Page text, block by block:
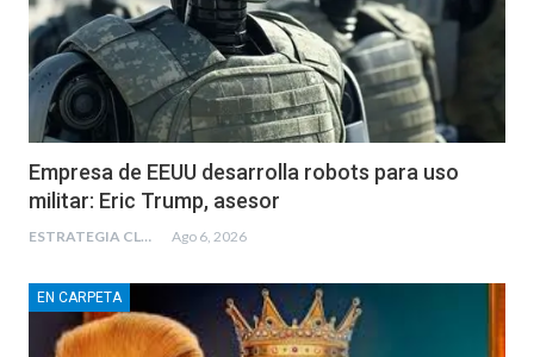
Empresa de EEUU desarrolla robots para uso
militar: Eric Trump, asesor
ESTRATEGIA CLAE Ago 6, 2026
EN CARPETA